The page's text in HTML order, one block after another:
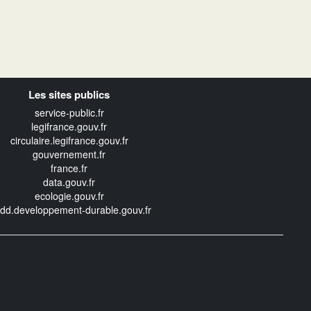
Les sites publics
service-public.fr
legifrance.gouv.fr
circulaire.legifrance.gouv.fr
gouvernement.fr
france.fr
data.gouv.fr
ecologie.gouv.fr
durable.gouv.fr